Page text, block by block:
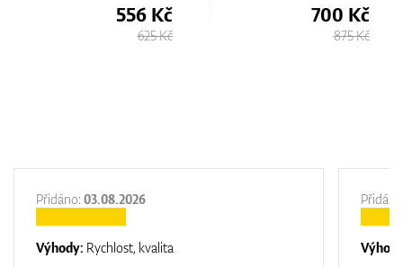
700 Kč
875 Kč
700 Kč
875 Kč
Přidáno: 03.08.2026
Výhody: Rychlost, kvalita